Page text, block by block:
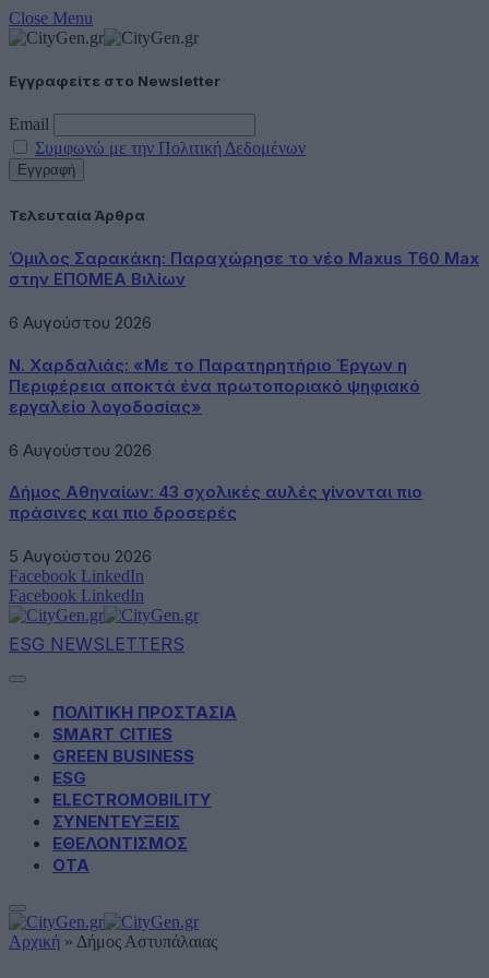
Close Menu
Εγγραφείτε στο Newsletter
Email
Συμφωνώ με την Πολιτική Δεδομένων
Τελευταία Άρθρα
Όμιλος Σαρακάκη: Παραχώρησε το νέο Maxus T60 Max
στην ΕΠΟΜΕΑ Βιλίων
6 Αυγούστου 2026
Ν. Χαρδαλιάς: «Με το Παρατηρητήριο Έργων η
Περιφέρεια αποκτά ένα πρωτοποριακό ψηφιακό
εργαλείο λογοδοσίας»
6 Αυγούστου 2026
Δήμος Αθηναίων: 43 σχολικές αυλές γίνονται πιο
πράσινες και πιο δροσερές
5 Αυγούστου 2026
Facebook LinkedIn
Facebook LinkedIn
ESG NEWSLETTERS
ΠΟΛΙΤΙΚΗ ΠΡΟΣΤΑΣΙΑ
SMART CITIES
GREEN BUSINESS
ESG
ELECTROMOBILITY
ΣΥΝΕΝΤΕΥΞΕΙΣ
ΕΘΕΛΟΝΤΙΣΜΟΣ
ΟΤΑ
Αρχική » Δήμος Αστυπάλαιας